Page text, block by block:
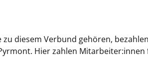
diesem Verbund gehören,
Hier zahlen